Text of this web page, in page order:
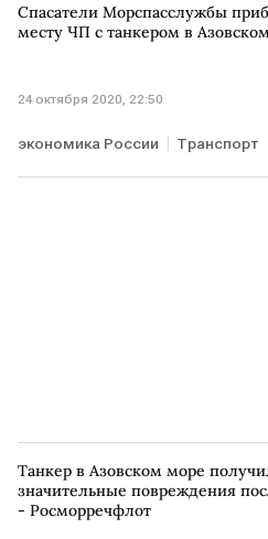
Спасатели Морспасслужбы
месту ЧП с танкером в
24 октября 2020, 22:50
экономика России Транспорт
Энергетика РОССИЯ
Танкер в Азовском море
значительные повреждения
- Росморречфлот